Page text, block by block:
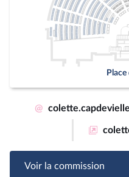
@
Voir la commission